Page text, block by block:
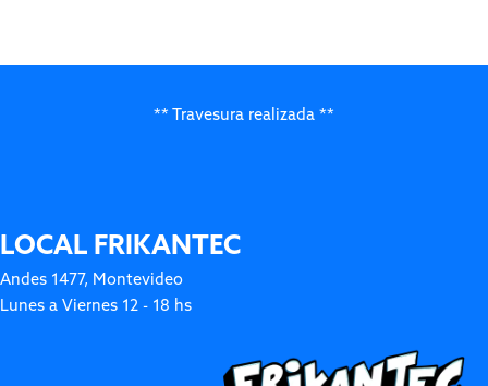
** Travesura realizada **
LOCAL FRIKANTEC
Andes 1477, Montevideo
Lunes a Viernes 12 - 18 hs